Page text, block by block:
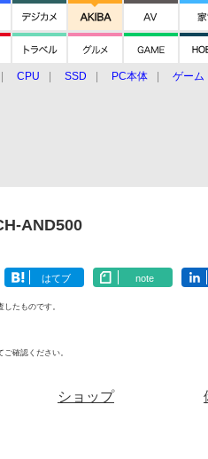
CPU SSD PC本体 ゲーム
AND500
はてブ note
たものです。
確認ください。
ショップ